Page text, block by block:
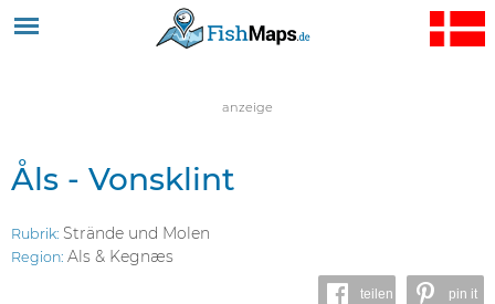
Jump to navigation
anzeige
Åls - Vonsklint
Rubrik: Strände und Molen
Region: Als & Kegnæs
teilen pin it